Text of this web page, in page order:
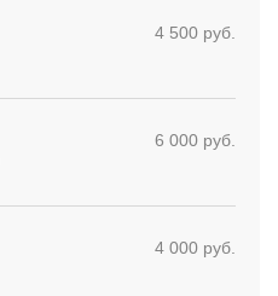
4 500 руб.
6 000 руб.
4 000 руб.